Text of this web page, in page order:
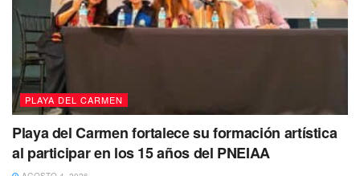
PLAYA DEL CARMEN
Playa del Carmen fortalece su formación artística
al participar en los 15 años del PNEIAA